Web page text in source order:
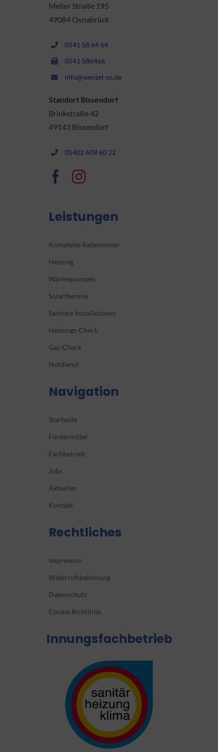
Meller Straße 195
49084 Osnabrück
0541 58 64 64
0541 586466
info@wenzel-os.de
Standort Bissendorf
Brinkstraße 42
49143 Bissendorf
05402 609 60 22
Leistungen
Komplette Badezimmer
Heizung
Wärmepumpen
Solarthermie
Sanitäre Installationen
Heizungs-Check
Gas-Check
Notdienst
Navigation
Startseite
Fördermittel
Fachbetrieb
Jobs
Aktuelles
Kontakt
Rechtliches
Impressum
Widerrufsbelehrung
Datenschutz
Cookie Richtlinie
Innungsfachbetrieb